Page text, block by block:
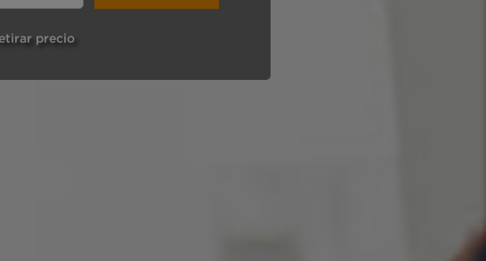
precio